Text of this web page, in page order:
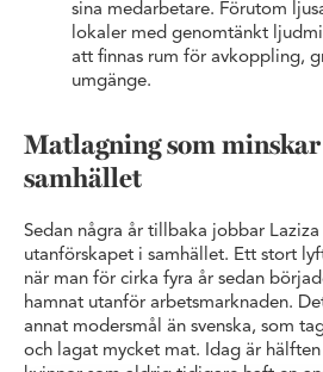
sina medarbetare. Förutom
lokaler med genomtänkt
att finnas rum för avkoppling,
umgänge.
Matlagning som
samhället
Sedan några år tillbaka jobbar
utanförskapet i samhället. Ett stort
när man för cirka fyra år sedan
hamnat utanför arbetsmarknaden.
annat modersmål än svenska, som
och lagat mycket mat. Idag är hälften